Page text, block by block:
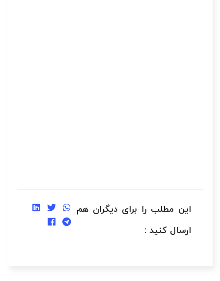
این مطلب را برای دیگران هم
ارسال کنید :